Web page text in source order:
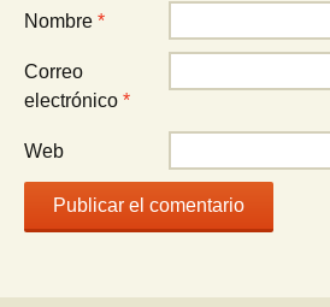
Nombre *
Correo
electrónico *
Web